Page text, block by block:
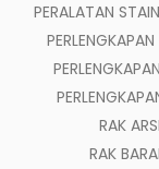
PERALATAN
RAK
RAK